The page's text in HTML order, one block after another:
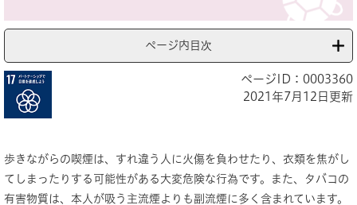
ページ内目次
ページID：0003360
2021年7月12日更新
歩きながらの喫煙は、すれ違う人に火傷を負わせたり、衣類を焦がし
てしまったりする可能性がある大変危険な行為です。また、タバコの
有害物質は、本人が吸う主流煙よりも副流煙に多く含まれています。